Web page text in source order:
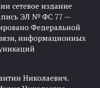
сетевое издание
ЭЛ № ФС 77 —
Федеральной
информационных
Николаевич.